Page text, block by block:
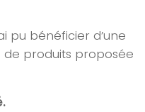
pu bénéficier d’une
produits proposée